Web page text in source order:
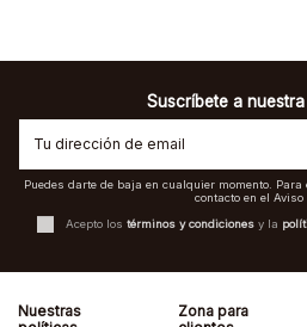
Suscríbete a
Puedes darte de baja en cualquier momento.
contacto en el Aviso
Acepto los términos y condiciones y la
Nuestras
Zona para